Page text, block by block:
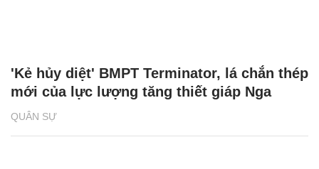
QUÂN SỰ
'Kẻ hủy diệt' BMPT Terminator, lá chắn thép
mới của lực lượng tăng thiết giáp Nga